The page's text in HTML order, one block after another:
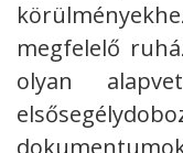
megfelelő
olyan